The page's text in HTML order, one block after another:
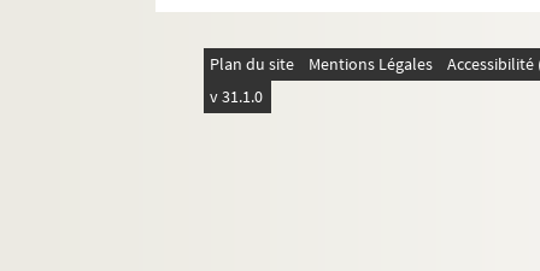
Plan du site Mentions Légales
v 31.1.0